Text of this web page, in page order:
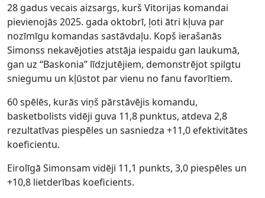
28 gadus vecais aizsargs, kurš Vitorijas komandai
pievienojās 2025. gada oktobrī, ļoti ātri kļuva par
nozīmīgu komandas sastāvdaļu. Kopš ierašanās
Simonss nekavējoties atstāja iespaidu gan laukumā,
gan uz “Baskonia” līdzjutējiem, demonstrējot spilgtu
sniegumu un kļūstot par vienu no fanu favorītiem.
60 spēlēs, kurās viņš pārstāvējis komandu,
basketbolists vidēji guva 11,8 punktus, atdeva 2,8
rezultatīvas piespēles un sasniedza +11,0 efektivitātes
koeficientu.
Eirolīgā Simonsam vidēji 11,1 punkts, 3,0 piespēles un
+10,8 lietderības koeficients.